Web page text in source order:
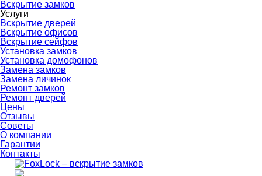
Вскрытие замков
Услуги
Вскрытие дверей
Вскрытие офисов
Вскрытие сейфов
Установка замков
Установка домофонов
Замена замков
Замена личинок
Ремонт замков
Ремонт дверей
Цены
Отзывы
Советы
О компании
Гарантии
Контакты